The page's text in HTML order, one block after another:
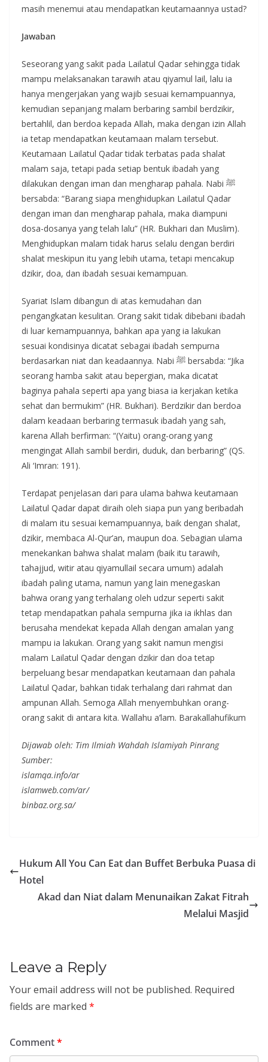
masih menemui atau mendapatkan keutamaannya ustad?
Jawaban
Seseorang yang sakit pada Lailatul Qadar sehingga tidak
mampu melaksanakan tarawih atau qiyamul lail, lalu ia
hanya mengerjakan yang wajib sesuai kemampuannya,
kemudian sepanjang malam berbaring sambil berdzikir,
bertahlil, dan berdoa kepada Allah, maka dengan izin Allah
ia tetap mendapatkan keutamaan malam tersebut.
Keutamaan Lailatul Qadar tidak terbatas pada shalat
malam saja, tetapi pada setiap bentuk ibadah yang
dilakukan dengan iman dan mengharap pahala. Nabi ﷺ
bersabda: “Barang siapa menghidupkan Lailatul Qadar
dengan iman dan mengharap pahala, maka diampuni
dosa-dosanya yang telah lalu” (HR. Bukhari dan Muslim).
Menghidupkan malam tidak harus selalu dengan berdiri
shalat meskipun itu yang lebih utama, tetapi mencakup
dzikir, doa, dan ibadah sesuai kemampuan.
Syariat Islam dibangun di atas kemudahan dan
pengangkatan kesulitan. Orang sakit tidak dibebani ibadah
di luar kemampuannya, bahkan apa yang ia lakukan
sesuai kondisinya dicatat sebagai ibadah sempurna
berdasarkan niat dan keadaannya. Nabi ﷺ bersabda: “Jika
seorang hamba sakit atau bepergian, maka dicatat
baginya pahala seperti apa yang biasa ia kerjakan ketika
sehat dan bermukim” (HR. Bukhari). Berdzikir dan berdoa
dalam keadaan berbaring termasuk ibadah yang sah,
karena Allah berfirman: “(Yaitu) orang-orang yang
mengingat Allah sambil berdiri, duduk, dan berbaring” (QS.
Ali ‘Imran: 191).
Terdapat penjelasan dari para ulama bahwa keutamaan
Lailatul Qadar dapat diraih oleh siapa pun yang beribadah
di malam itu sesuai kemampuannya, baik dengan shalat,
dzikir, membaca Al-Qur’an, maupun doa. Sebagian ulama
menekankan bahwa shalat malam (baik itu tarawih,
tahajjud, witir atau qiyamullail secara umum) adalah
ibadah paling utama, namun yang lain menegaskan
bahwa orang yang terhalang oleh udzur seperti sakit
tetap mendapatkan pahala sempurna jika ia ikhlas dan
berusaha mendekat kepada Allah dengan amalan yang
mampu ia lakukan. Orang yang sakit namun mengisi
malam Lailatul Qadar dengan dzikir dan doa tetap
berpeluang besar mendapatkan keutamaan dan pahala
Lailatul Qadar, bahkan tidak terhalang dari rahmat dan
ampunan Allah. Semoga Allah menyembuhkan orang-
orang sakit di antara kita. Wallahu a’lam. Barakallahufikum
Dijawab oleh: Tim Ilmiah Wahdah Islamiyah Pinrang
Sumber:
islamqa.info/ar
islamweb.com/ar/
binbaz.org.sa/
Hukum All You Can Eat dan Buffet Berbuka Puasa di
Hotel
Akad dan Niat dalam Menunaikan Zakat Fitrah
Melalui Masjid
Leave a Reply
Your email address will not be published. Required
fields are marked *
Comment*